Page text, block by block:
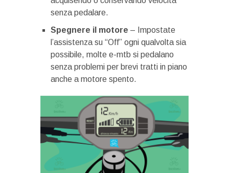
senza pedalare.
Spegnere il motore – Impostate
l’assistenza su “Off” ogni qualvolta sia
possibile, molte e-mtb si pedalano
senza problemi per brevi tratti in piano
anche a motore spento.